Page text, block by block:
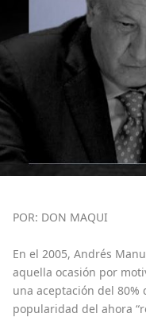
POR: DON MAQUI
En el 2005, Andrés
aquella ocasión por
una aceptación del
popularidad del ahora